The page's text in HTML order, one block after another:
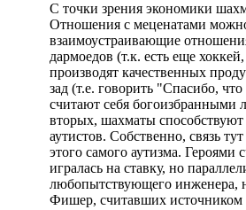
С точки зрения экономики
Отношения с меценатами
взаимоустраивающие
дармоедов (т.к. есть еще
производят качественных
зад (т.е. говорить "Спасибо,
считают себя богоизбранными
вторых, шахматы способствуют
аутистов. Собственно, связь
этого самого аутизма.
игралась на ставку, но
любопытствующего инженера,
Фишер, считавших источником